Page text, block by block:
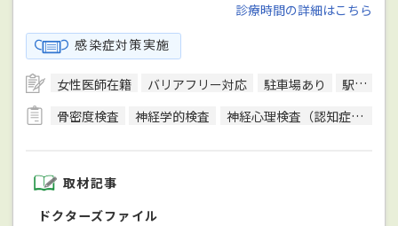
診療時間の詳細はこちら
感染症対策実施
女性医師在籍 バリアフリー対応 駐車場あり
駅徒歩5分圏内
骨密度検査
神経学的検査 神経心理検査（認知症検査）
取材記事
ドクターズファイル